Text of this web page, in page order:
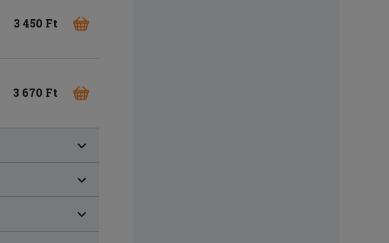
3 450 Ft
3 670 Ft